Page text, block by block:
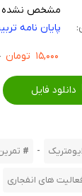
مشخص نشده
پایان نامه
۱۵,۰۰۰ تومان
دانلود فایل
-
های انفجاری